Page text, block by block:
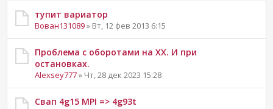
тупит вариатор
Вован131089» Вт, 12 фев 2013 6:15
Проблема с оборотами на ХХ. И при
остановках.
Alexsey777» Чт, 28 дек 2023 15:28
Свап 4g15 MPI => 4g93t